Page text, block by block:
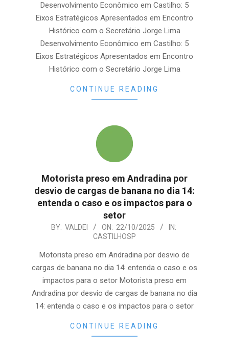
Desenvolvimento Econômico em Castilho: 5
Eixos Estratégicos Apresentados em Encontro
Histórico com o Secretário Jorge Lima
Desenvolvimento Econômico em Castilho: 5
Eixos Estratégicos Apresentados em Encontro
Histórico com o Secretário Jorge Lima
CONTINUE READING
Motorista preso em Andradina por
desvio de cargas de banana no dia 14:
entenda o caso e os impactos para o
setor
BY: VALDEI ON: 22/10/2025
IN:
CASTILHOSP
Motorista preso em Andradina por desvio de
cargas de banana no dia 14: entenda o caso e os
impactos para o setor Motorista preso em
Andradina por desvio de cargas de banana no dia
14: entenda o caso e os impactos para o setor
CONTINUE READING